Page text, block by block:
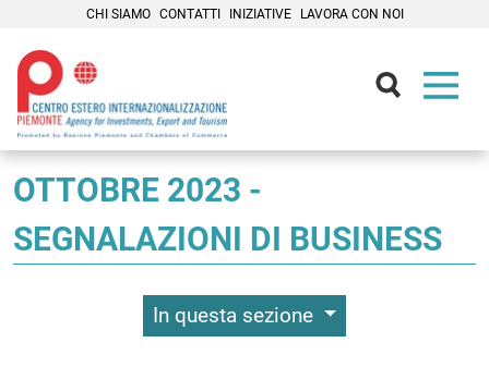
CHI SIAMO CONTATTI INIZIATIVE LAVORA CON NOI
OTTOBRE 2023 -
SEGNALAZIONI DI BUSINESS
In questa sezione